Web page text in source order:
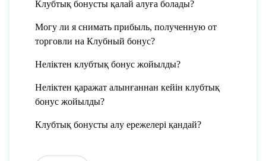
Клубтық бонусты қалай алуға болады?
Могу ли я снимать прибыль, полученную от
торговли на Клубный бонус?
Неліктен клубтық бонус жойылды?
Неліктен қаражат алынғаннан кейін клубтық
бонус жойылды?
Клубтық бонусты алу ережелері қандай?